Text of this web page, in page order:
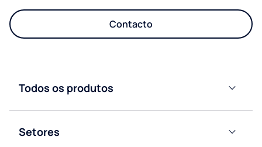
Contacto
Todos os produtos
Dispensadores
garrafão
Setores